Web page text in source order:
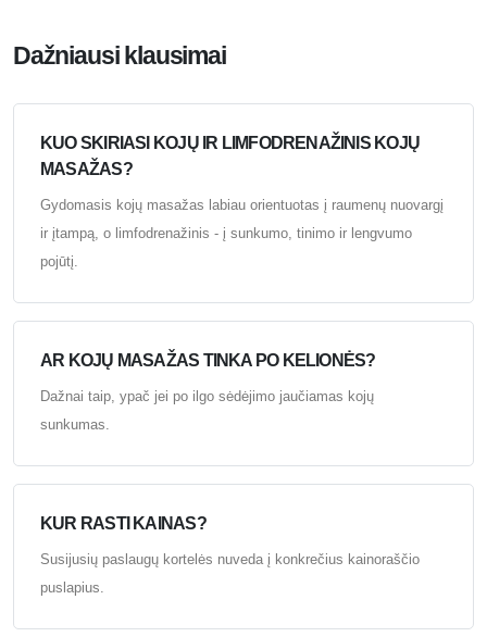
Dažniausi klausimai
KUO SKIRIASI KOJŲ IR LIMFODRENAŽINIS KOJŲ
MASAŽAS?
Gydomasis kojų masažas labiau orientuotas į raumenų nuovargį
ir įtampą, o limfodrenažinis - į sunkumo, tinimo ir lengvumo
pojūtį.
AR KOJŲ MASAŽAS TINKA PO KELIONĖS?
Dažnai taip, ypač jei po ilgo sėdėjimo jaučiamas kojų
sunkumas.
KUR RASTI KAINAS?
Susijusių paslaugų kortelės nuveda į konkrečius kainoraščio
puslapius.